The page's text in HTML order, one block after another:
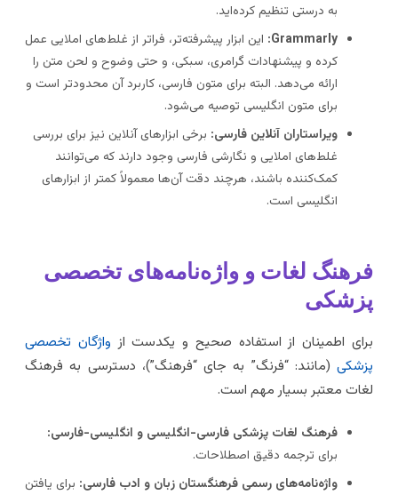
به درستی تنظیم کرده‌اید.
Grammarly:این ابزار پیشرفته‌تر، فراتر از غلط‌های املایی عمل
کرده و پیشنهادات گرامری، سبکی، و حتی وضوح و لحن متن را
ارائه می‌دهد. البته برای متون فارسی، کاربرد آن محدودتر است و
برای متون انگلیسی توصیه می‌شود.
ویراستاران آنلاین فارسی:برخی ابزارهای آنلاین نیز برای بررسی
غلط‌های املایی و نگارشی فارسی وجود دارند که می‌توانند
کمک‌کننده باشند، هرچند دقت آن‌ها معمولاً کمتر از ابزارهای
انگلیسی است.
لغات و واژه‌نامه‌های تخصصی
اطمینان از استفاده صحیح و یکدست ازواژگان تخصصی
(مانند: “فرنگ” به جای “فرهنگ”)، دسترسی به فرهنگ
معتبر بسیار مهم است.
فرهنگ لغات پزشکی فارسی-انگلیسی و انگلیسی-فارسی:
برای ترجمه دقیق اصطلاحات.
واژه‌نامه‌های رسمی فرهنگستان زبان و ادب فارسی:برای یافتن